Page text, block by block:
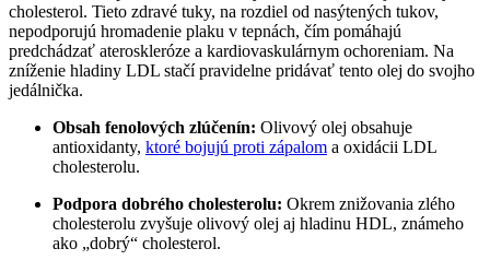
cholesterol. Tieto zdravé tuky, na rozdiel od nasýtených tukov,
nepodporujú hromadenie plaku v tepnách, čím pomáhajú
predchádzať ateroskleróze a kardiovaskulárnym ochoreniam. Na
zníženie hladiny LDL stačí pravidelne pridávať tento olej do svojho
jedálnička.
Obsah fenolových zlúčenín: Olivový olej obsahuje
antioxidanty, ktoré bojujú proti zápalom a oxidácii LDL
cholesterolu.
Podpora dobrého cholesterolu: Okrem znižovania zlého
cholesterolu zvyšuje olivový olej aj hladinu HDL, známeho
ako „dobrý“ cholesterol.